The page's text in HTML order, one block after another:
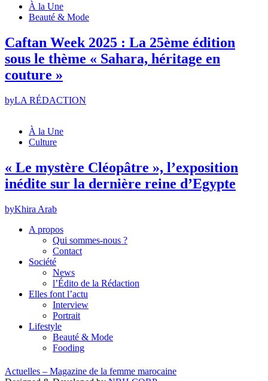
À la Une
Beauté & Mode
Caftan Week 2025 : La 25ème édition
sous le thème « Sahara, héritage en
couture »
byLA RÉDACTION
À la Une
Culture
« Le mystère Cléopâtre », l’exposition
inédite sur la dernière reine d’Egypte
byKhira Arab
A propos
Qui sommes-nous ?
Contact
Société
News
l’Édito de la Rédaction
Elles font l’actu
Interview
Portrait
Lifestyle
Beauté & Mode
Fooding
Actuelles – Magazine de la femme marocaine